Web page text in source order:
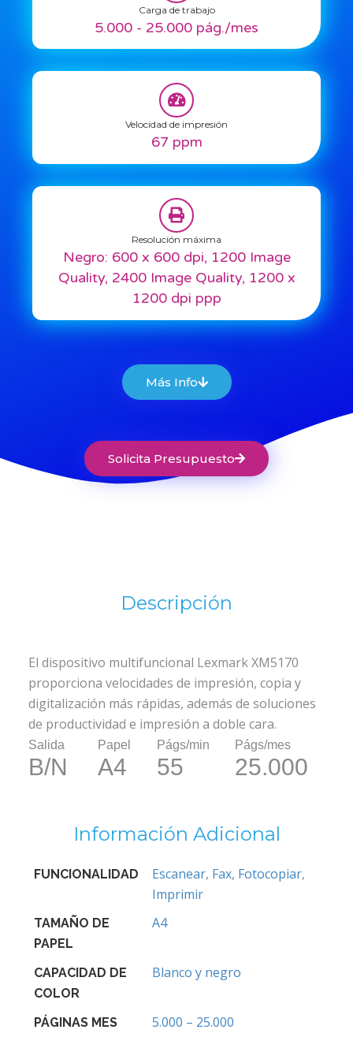
Carga de trabajo
5.000 - 25.000 pág./mes
Velocidad de impresión
67 ppm
Resolución máxima
Negro: 600 x 600 dpi, 1200 Image
Quality, 2400 Image Quality, 1200 x
1200 dpi ppp
Más Info
Solicita Presupuesto
Descripción
El dispositivo multifuncional Lexmark XM5170
proporciona velocidades de impresión, copia y
digitalización más rápidas, además de soluciones
de productividad e impresión a doble cara.
Salida
B/N
Papel
A4
Págs/min
55
Págs/mes
25.000
Información Adicional
FUNCIONALIDAD Escanear, Fax, Fotocopiar,
Imprimir
TAMAÑO DE
PAPEL
A4
CAPACIDAD DE
COLOR
Blanco y negro
PÁGINAS MES 5.000 – 25.000